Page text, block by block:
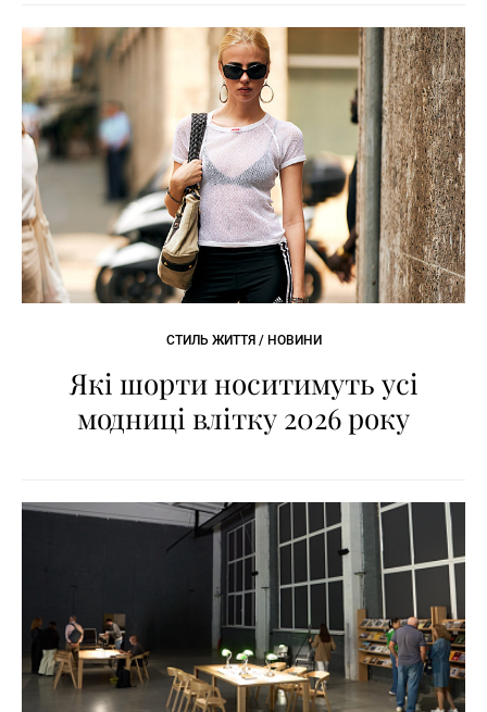
СТИЛЬ ЖИТТЯ / НОВИНИ
Які шорти носитимуть усі
модниці влітку 2026 року